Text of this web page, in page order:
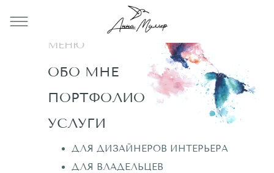
ОБО МНЕ
ДЛЯ ДИЗАЙНЕРОВ ИНТЕРЬЕРА
МЕНЮ
ПОРТФОЛИО
УСЛУГИ
ДЛЯ ВЛАДЕЛЬЦЕВ
ДЛЯ ДИЗАЙНЕРОВ ИНТЕРЬЕРА
ДЛЯ ВЛАДЕЛЬЦЕВ